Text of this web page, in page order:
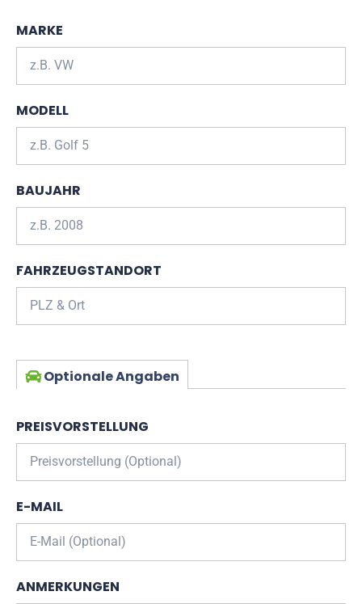
MARKE
MODELL
BAUJAHR
FAHRZEUGSTANDORT
Optionale Angaben
PREISVORSTELLUNG
E-MAIL
ANMERKUNGEN